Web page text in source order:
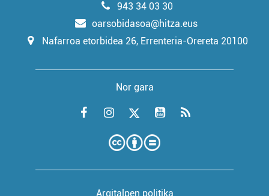
943 34 03 30
oarsobidasoa@hitza.eus
Nafarroa etorbidea 26, Errenteria-Orereta 20100
Nor gara
Argitalpen politika